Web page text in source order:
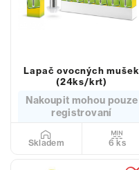
Lapač ovocných mušek
(24ks/krt)
Nakoupit mohou pouze
registrovaní
Skladem 6 ks